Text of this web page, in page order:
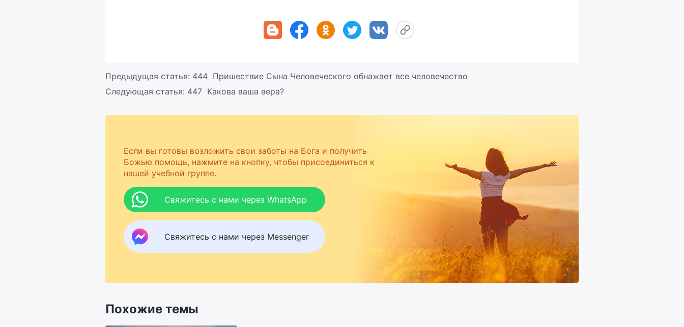
Предыдущая статья: 444 Пришествие Сына Человеческого обнажает все человечество
Следующая статья: 447 Какова ваша вера?
Если вы готовы возложить свои заботы на Бога и получить
Божью помощь, нажмите на кнопку, чтобы присоединиться к
нашей учебной группе.
Свяжитесь с нами через WhatsApp
Свяжитесь с нами через Messenger
Похожие темы